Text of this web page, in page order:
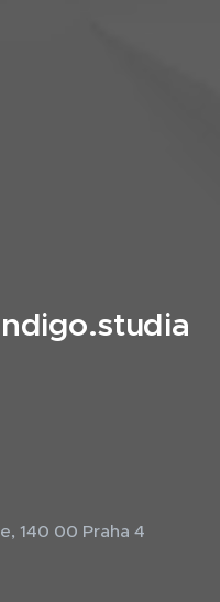
140 00 Praha 4